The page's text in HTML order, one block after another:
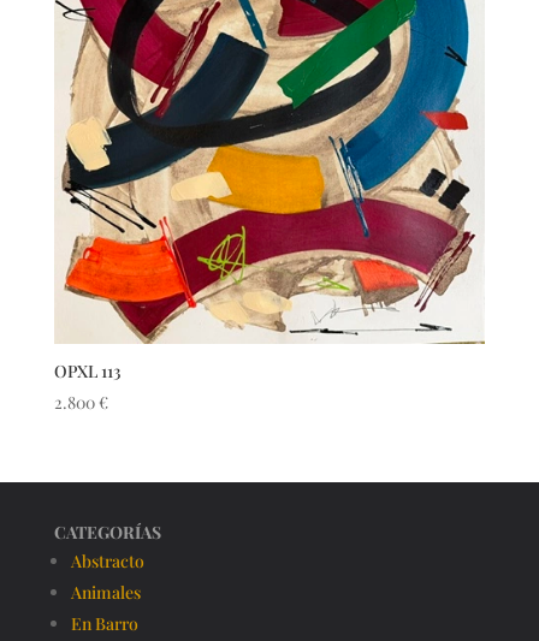
OPXL 113
2.800 €
CATEGORÍAS
Abstracto
Animales
En Barro